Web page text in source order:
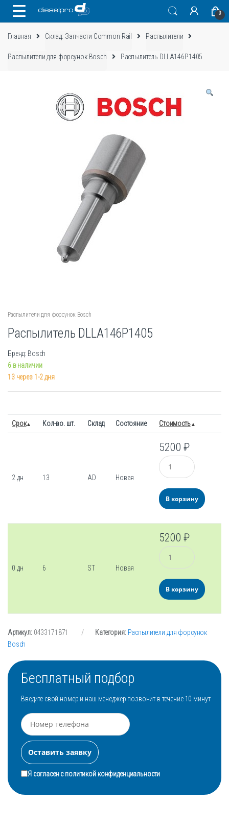
0
Главная Склад: Запчасти Common Rail Распылители
Распылители для форсунок Bosch Распылитель DLLA146P1405
Распылители для форсунок Bosch
Распылитель DLLA146P1405
Бренд: Bosch
6 в наличии
13 через 1-2 дня
Срок Кол-во. шт. Склад Состояние Стоимость
2 дн 13 AD Новая
5200₽
Количество
В корзину
0 дн 6 ST Новая
5200₽
Количество
В корзину
Артикул: 0433171871 Категория: Распылители для форсунок
Bosch
Бесплатный подбор
Введите свой номер и наш менеджер позвонит в течение 10 минут
Я согласен сполитикой конфиденциальности